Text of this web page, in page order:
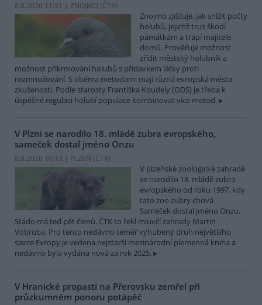
8.8.2026 11:31 | ZNOJMO (ČTK)
Znojmo zjišťuje, jak snížit počty
holubů, jejichž trus škodí
památkám a trápí majitele
domů. Prověřuje možnost
zřídit městský holubník a
možnost přikrmování holubů s přídavkem látky proti
rozmnožování. S oběma metodami mají různá evropská města
zkušenosti. Podle starosty Františka Koudely (ODS) je třeba k
úspěšné regulaci holubí populace kombinovat více metod.
V Plzni se narodilo 18. mládě zubra evropského,
sameček dostal jméno Onzu
8.8.2026 10:13 | PLZEŇ (ČTK)
V plzeňské zoologické zahradě
se narodilo 18. mládě zubra
evropského od roku 1997, kdy
tato zoo zubry chová.
Sameček dostal jméno Onzu.
Stádo má teď pět členů. ČTK to řekl mluvčí zahrady Martin
Vobruba. Pro tento nedávno téměř vyhubený druh největšího
savce Evropy je vedena nejstarší mezinárodní plemenná kniha a
nedávno byla vydána nová za rok 2025.
V Hranické propasti na Přerovsku zemřel při
průzkumném ponoru potápěč